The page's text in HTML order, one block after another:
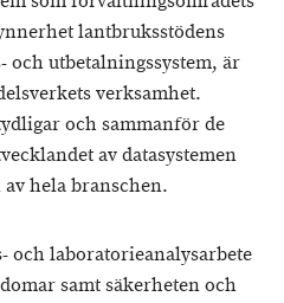
lantbruksstödens
och utbetalningssystem, är
verksamhet.
och sammanför de
av datasystemen
hela branschen.
och laboratorieanalysarbete
samt säkerheten och